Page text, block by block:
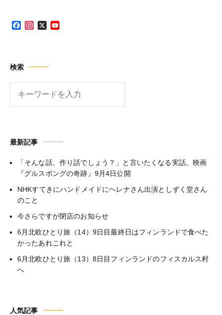
シ Facebook
Instagram
X
検索
最新記事
「そんな話、作り話でしょう？」と言いたくなる実話。映画
『グルスポングの奇跡』9月4日公開
NHKすてきにハンドメイドにヘレナさん出演としずく堂さん
のこと
今さらですが閉店のお知らせ
6月北欧ひとり旅（14）9日目最終日はフィンランドで食べた
かったあれこれと
6月北欧ひとり旅（13）8日目フィンランドのフィスカルス村
へ
人気記事